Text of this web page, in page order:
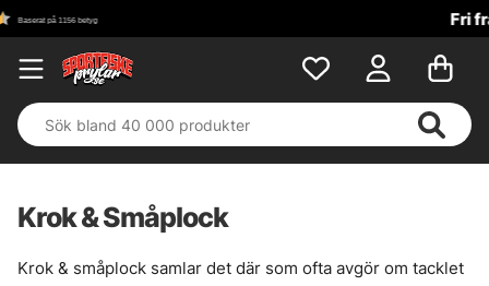
Krok & Småplock
Krok & småplock samlar det där som ofta avgör om tacklet